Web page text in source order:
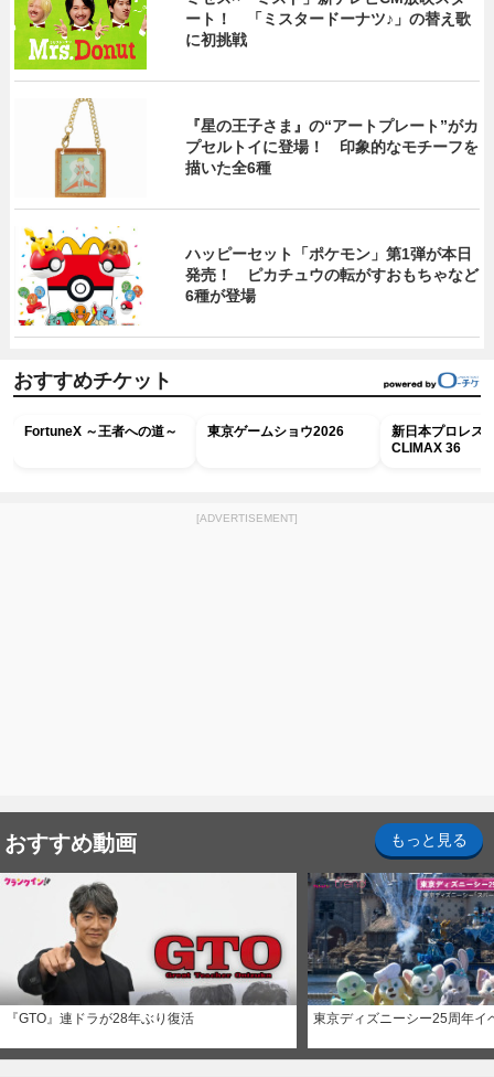
ート！ 「ミスタードーナツ♪」の替え歌
に初挑戦
『星の王子さま』の“アートプレート”がカ
プセルトイに登場！ 印象的なモチーフを
描いた全6種
ハッピーセット「ポケモン」第1弾が本日
発売！ ピカチュウの転がすおもちゃなど
6種が登場
おすすめチケット
FortuneX ～王者への道～ 東京ゲームショウ2026
新日本プロレス
CLIMAX 36
[ADVERTISEMENT]
おすすめ動画 もっと見る
『GTO』連ドラが28年ぶり復活 東京ディズニーシー25周年イ